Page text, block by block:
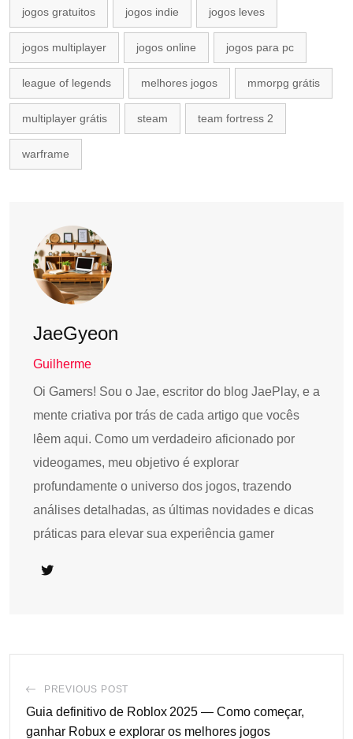
jogos gratuitos jogos indie jogos leves
jogos multiplayer jogos online jogos para pc
league of legends melhores jogos mmorpg grátis
multiplayer grátis steam team fortress 2
warframe
JaeGyeon
Guilherme
Oi Gamers! Sou o Jae, escritor do blog JaePlay, e a
mente criativa por trás de cada artigo que vocês
lêem aqui. Como um verdadeiro aficionado por
videogames, meu objetivo é explorar
profundamente o universo dos jogos, trazendo
análises detalhadas, as últimas novidades e dicas
práticas para elevar sua experiência gamer
PREVIOUS POST
Guia definitivo de Roblox 2025 — Como começar,
ganhar Robux e explorar os melhores jogos